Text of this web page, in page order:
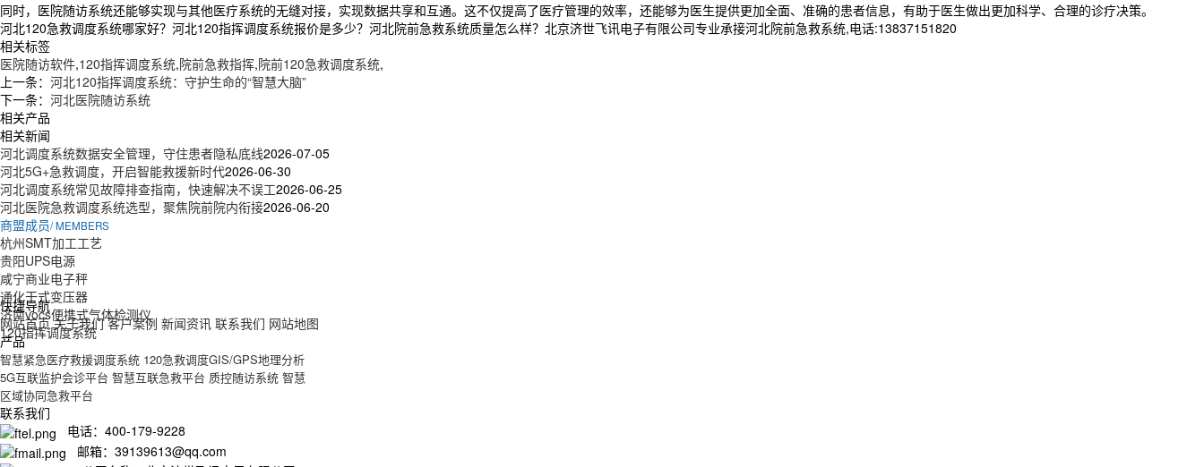
同时，医院随访系统还能够实现与其他医疗系统的无缝对接，实现数据共享和互通。这不仅提高了医疗管理的效率，还能够为医生提供更加全面、准确的患者信息，有助于医生做出更加科学、合理的诊疗决策。
河北120急救调度系统哪家好？河北120指挥调度系统报价是多少？河北院前急救系统质量怎么样？北京济世飞讯电子有限公司专业承接河北院前急救系统,电话:13837151820
相关标签
医院随访软件,120指挥调度系统,院前急救指挥,院前120急救调度系统,
上一条： 河北120指挥调度系统：守护生命的“智慧大脑”
下一条： 河北医院随访系统
相关产品
相关新闻
河北调度系统数据安全管理，守住患者隐私底线2026-07-05
河北5G+急救调度，开启智能救援新时代2026-06-30
河北调度系统常见故障排查指南，快速解决不误工2026-06-25
河北医院急救调度系统选型，聚焦院前院内衔接2026-06-20
商盟成员/ MEMBERS
杭州SMT加工工艺
贵阳UPS电源
咸宁商业电子秤
通化干式变压器
济南vocs便携式气体检测仪
120指挥调度系统
快捷导航
网站首页 关于我们 客户案例 新闻资讯 联系我们 网站地图
产品
智慧紧急医疗救援调度系统 120急救调度GIS/GPS地理分析
5G互联监护会诊平台 智慧互联急救平台 质控随访系统 智慧
区域协同急救平台
联系我们
电话：400-179-9228
邮箱：39139613@qq.com